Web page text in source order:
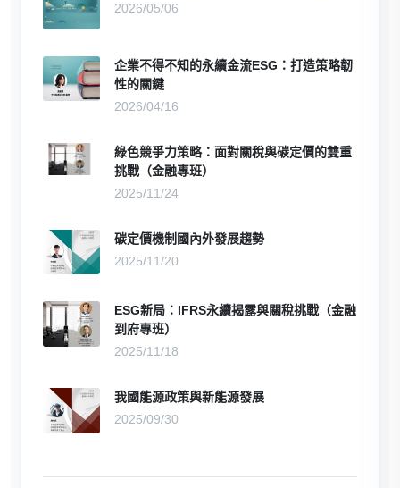
2026/05/06
企業不得不知的永續金流ESG：打造策略韌
性的關鍵
2026/04/16
綠色競爭力策略：面對關稅與碳定價的雙重
挑戰（金融專班）
2025/11/24
碳定價機制國內外發展趨勢
2025/11/20
ESG新局：IFRS永續揭露與關稅挑戰（金融
到府專班）
2025/11/18
我國能源政策與新能源發展
2025/09/30